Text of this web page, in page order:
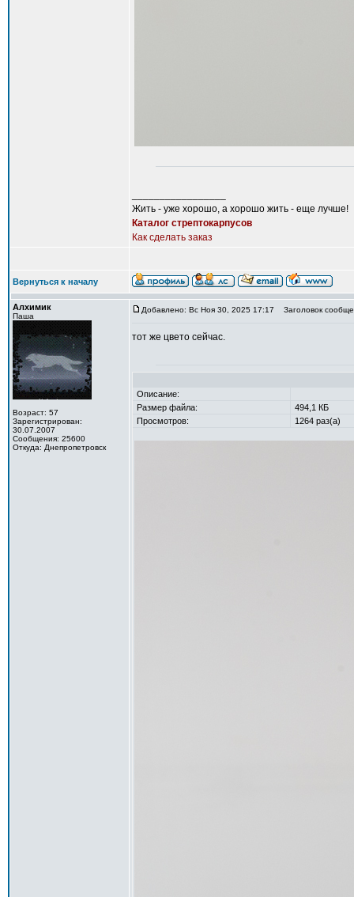
Жить - уже хорошо, а хорошо жить - еще лучше!
Каталог стрептокарпусов
Как сделать заказ
Вернуться к началу
Алхимик
Паша
Возраст: 57
Зарегистрирован:
30.07.2007
Сообщения: 25600
Откуда: Днепропетровск
Добавлено: Вс Ноя 30, 2025 17:17 Заголовок
тот же цвето сейчас.
Описание:
Размер файла:
494,1 КБ
Просмотров:
1264 раз(а)